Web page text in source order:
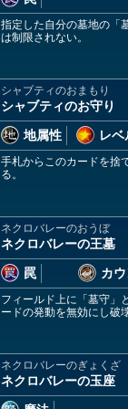
指定した自分の墓地の「
は制限されない。
シャブティのおまもり
シャブティのお守り
地属性
レベ
手札からこのカードを捨
る。
ネクロバレーのおうぼ
ネクロバレーの王墓
罠
カ
フィールド上に「墓守」
ードの発動を無効にし破
ネクロバレーのぎょくざ
ネクロバレーの玉座